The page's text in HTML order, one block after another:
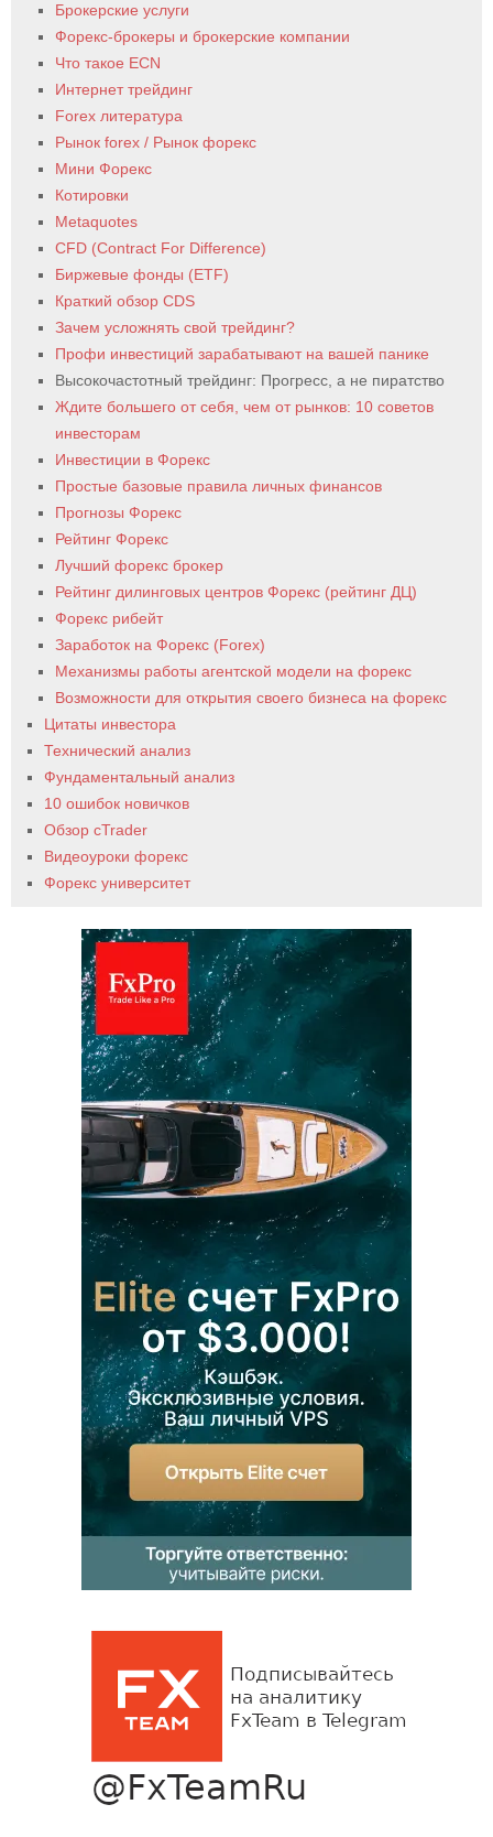
Брокерские услуги
Форекс-брокеры и брокерские компании
Что такое ECN
Интернет трейдинг
Forex литература
Рынок forex / Рынок форекс
Мини Форекс
Котировки
Metaquotes
CFD (Contract For Difference)
Биржевые фонды (ETF)
Краткий обзор CDS
Зачем усложнять свой трейдинг?
Профи инвестиций зарабатывают на вашей панике
Высокочастотный трейдинг: Прогресс, а не пиратство
Ждите большего от себя, чем от рынков: 10 советов
инвесторам
Инвестиции в Форекс
Простые базовые правила личных финансов
Прогнозы Форекс
Рейтинг Форекс
Лучший форекс брокер
Рейтинг дилинговых центров Форекс (рейтинг ДЦ)
Форекс рибейт
Заработок на Форекс (Forex)
Механизмы работы агентской модели на форекс
Возможности для открытия своего бизнеса на форекс
Цитаты инвестора
Технический анализ
Фундаментальный анализ
10 ошибок новичков
Обзор cTrader
Видеоуроки форекс
Форекс университет